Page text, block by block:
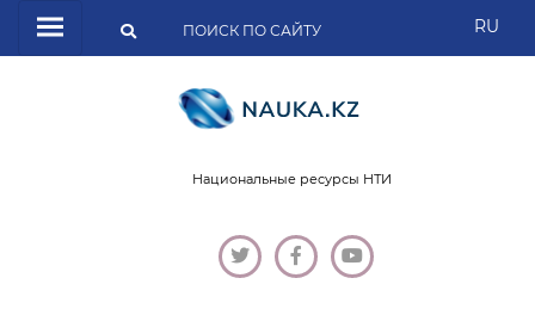
RU
Национальные ресурсы НТИ